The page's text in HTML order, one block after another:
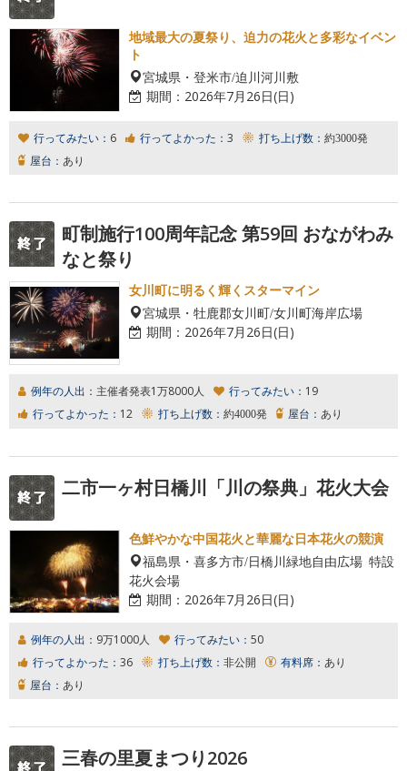
地域最大の夏祭り、迫力の花火と多彩なイベン
ト
宮城県・登米市/迫川河川敷
期間： 2026年7月26日(日)
行ってみたい： 6 行ってよかった： 3 打ち上げ数： 約3000発
屋台： あり
町制施行100周年記念 第59回 おながわみ
なと祭り
女川町に明るく輝くスターマイン
宮城県・牡鹿郡女川町/女川町海岸広場
期間： 2026年7月26日(日)
例年の人出： 主催者発表1万8000人 行ってみたい： 19
行ってよかった： 12 打ち上げ数： 約4000発 屋台： あり
二市一ヶ村日橋川「川の祭典」花火大会
色鮮やかな中国花火と華麗な日本花火の競演
福島県・喜多方市/日橋川緑地自由広場 特設
花火会場
期間： 2026年7月26日(日)
例年の人出： 9万1000人 行ってみたい： 50
行ってよかった： 36 打ち上げ数： 非公開 有料席： あり
屋台： あり
三春の里夏まつり2026